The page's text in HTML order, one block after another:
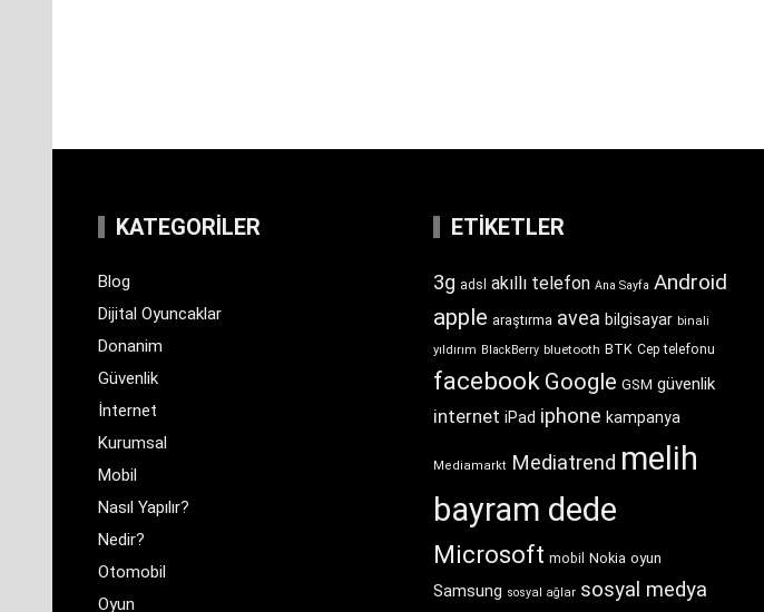
KATEGORILER
Blog
Dijital Oyuncaklar
Donanim
Güvenlik
İnternet
Kurumsal
Mobil
Nasıl Yapılır?
Nedir?
Otomobil
Oyun
ETIKETLER
3g adsl akıllı telefon Ana Sayfa Android
apple araştırma avea bilgisayar binali
yıldırım BlackBerry bluetooth BTK Cep telefonu
facebook Google GSM güvenlik
internet iPad iphone kampanya
Mediamarkt Mediatrend melih
bayram dede
Microsoft mobil Nokia oyun
Samsung sosyal ağlar sosyal medya